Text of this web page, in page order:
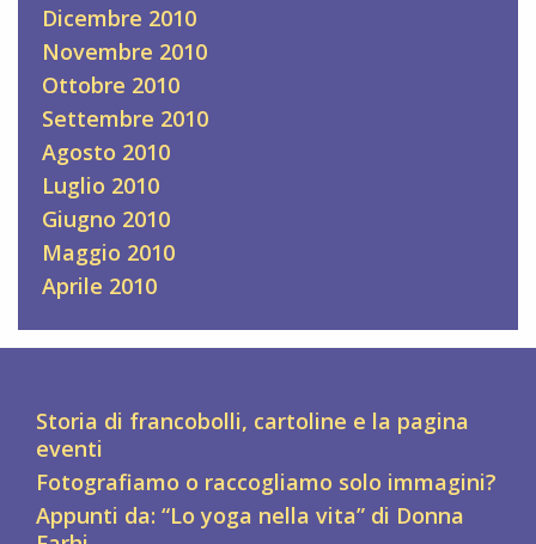
Dicembre 2010
Novembre 2010
Ottobre 2010
Settembre 2010
Agosto 2010
Luglio 2010
Giugno 2010
Maggio 2010
Aprile 2010
Storia di francobolli, cartoline e la pagina
eventi
Fotografiamo o raccogliamo solo immagini?
Appunti da: “Lo yoga nella vita” di Donna